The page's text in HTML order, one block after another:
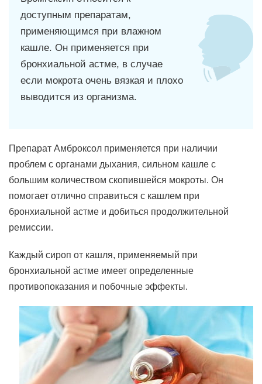
доступным препаратам,
применяющимся при влажном
кашле. Он применяется при
бронхиальной астме, в случае
если мокрота очень вязкая и плохо
выводится из организма.
Препарат Амброксол применяется при наличии
проблем с органами дыхания, сильном кашле с
большим количеством скопившейся мокроты. Он
помогает отлично справиться с кашлем при
бронхиальной астме и добиться продолжительной
ремиссии.
Каждый сироп от кашля, применяемый при
бронхиальной астме имеет определенные
противопоказания и побочные эффекты.